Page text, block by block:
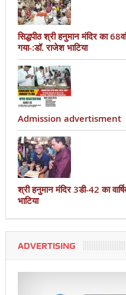
सिद्धपीठ श्री हनुमान मंदिर का
गया-:डॉ. राजेश भाटिया
Admission advertisment
श्री हनुमान मंदिर 3डी-42 का
भाटिया
ADVERTISING